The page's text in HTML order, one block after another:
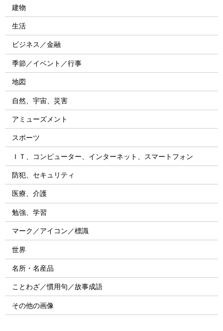
建物
生活
ビジネス／金融
季節／イベント／行事
地図
自然、宇宙、災害
アミューズメント
スポーツ
ＩＴ、コンピューター、インターネット、スマートフォン
防犯、セキュリティ
医療、介護
勉強、学習
マーク／アイコン／標識
世界
名所・名産品
ことわざ／慣用句／故事成語
その他の画像